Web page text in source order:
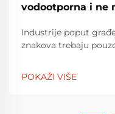
vodootporna i ne
Industrije poput
znakova trebaju
materijal. LuckyBond
reputaciju za sebe da
POKAŽI VIŠE